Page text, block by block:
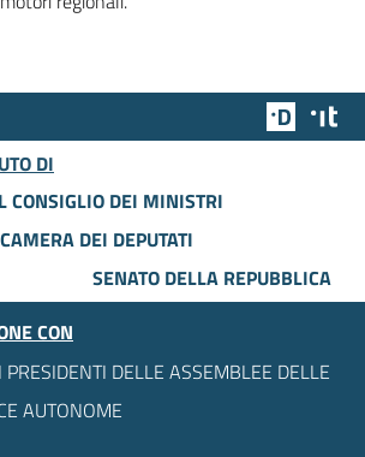
Team
DI
CONSIGLIO DEI MINISTRI
CAMERA DEI DEPUTATI
SENATO DELLA REPUBBLICA
CON
DELLE ASSEMBLEE DELLE
AUTONOME